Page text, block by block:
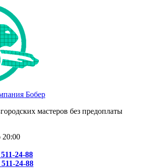
мастеров без предоплаты
20:00
24-88
24-88